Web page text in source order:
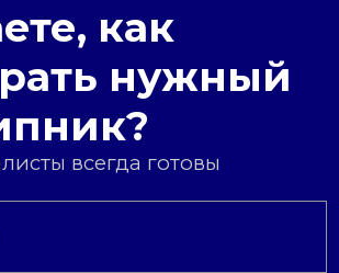
как
нужный
всегда готовы